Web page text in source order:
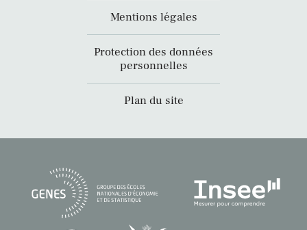
Mentions légales
Protection des données
personnelles
Plan du site